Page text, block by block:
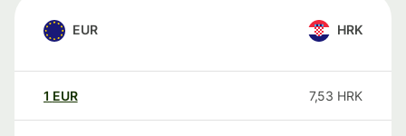
EUR HRK
1 EUR 7,53 HRK